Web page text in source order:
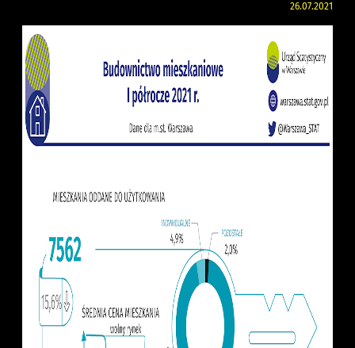
26.07.2021